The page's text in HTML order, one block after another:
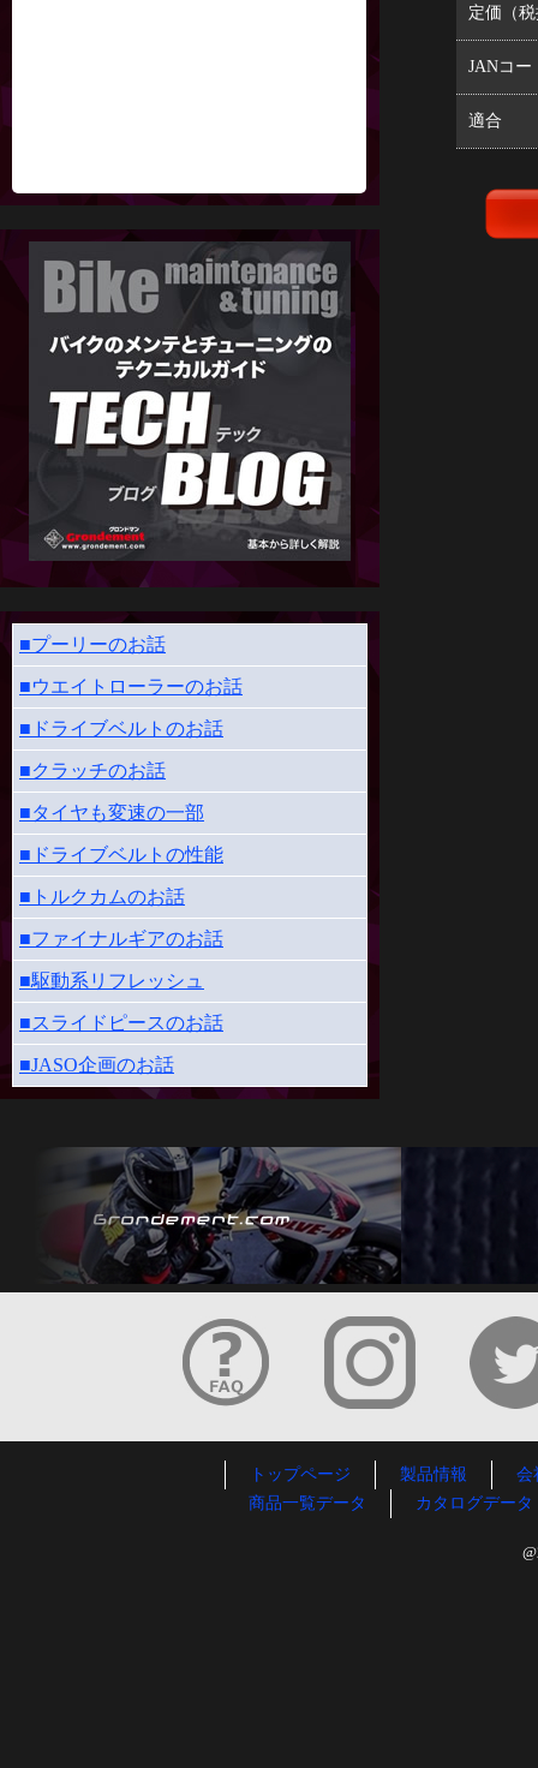
■プーリーのお話
■ウエイトローラーのお話
■ドライブベルトのお話
■クラッチのお話
■タイヤも変速の一部
■ドライブベルトの性能
■トルクカムのお話
■ファイナルギアのお話
■駆動系リフレッシュ
■スライドピースのお話
■JASO企画のお話
定価（
JANコー
適合
トップページ 製品情報
会
商品一覧データ
カタログデータ